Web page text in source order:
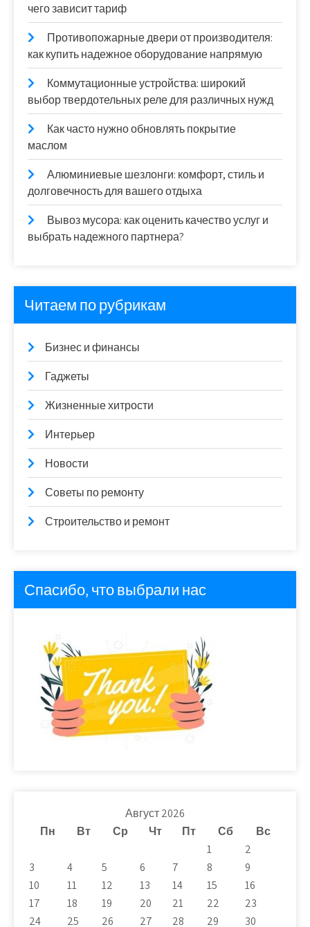
чего зависит тариф
Противопожарные двери от производителя:
как купить надежное оборудование напрямую
Коммутационные устройства: широкий
выбор твердотельных реле для различных нужд
Как часто нужно обновлять покрытие
маслом
Алюминиевые шезлонги: комфорт, стиль и
долговечность для вашего отдыха
Вывоз мусора: как оценить качество услуг и
выбрать надежного партнера?
Читаем по рубрикам
Бизнес и финансы
Гаджеты
Жизненные хитрости
Интерьер
Новости
Советы по ремонту
Строительство и ремонт
Спасибо, что выбрали нас
Август 2026
Пн
Вт Ср Чт Пт Сб
Вс
1
2
3
4 5 6 7 8
9
10
11 12 13 14 15
16
17
18 19 20 21 22
23
24
25 26 27 28 29 30